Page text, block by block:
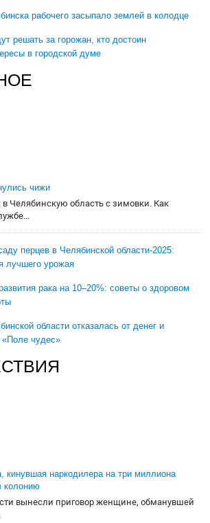
рабочего засыпало землей в колодце
решать за горожан, кто достоин
в городской думе
чижи
Челябинскую область с зимовки. Как
перцев в Челябинской области-2025:
лучшего урожая
рака на 10–20%: советы о здоровом
области отказалась от денег и
«Поле чудес»
кинувшая наркодилера на три миллиона
колонию
вынесли приговор женщине, обманувшей